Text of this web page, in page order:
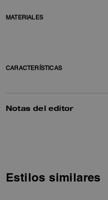
MATERIALES
CARACTERÍSTICAS
Notas del editor
Estilos similares